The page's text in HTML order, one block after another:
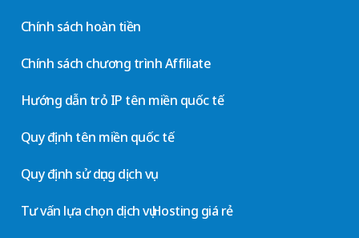
Chính sách hoàn tiền
Chính sách chương trình Affiliate
Hướng dẫn trỏ IP tên miền quốc tế
Quy định tên miền quốc tế
Quy định sử dụng dịch vụ
Tư vấn lựa chọn dịch vụ Hosting giá rẻ